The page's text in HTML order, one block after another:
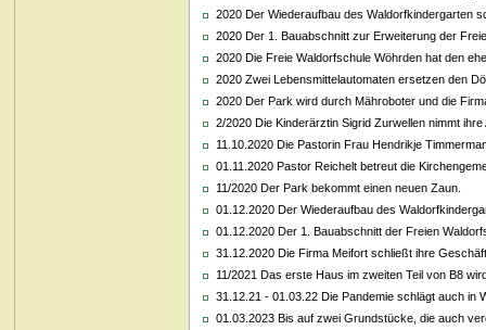
2020 Der Wiederaufbau des Waldorfkindergarten
2020 Der 1. Bauabschnitt zur Erweiterung der
2020 Die Freie Waldorfschule Wöhrden hat den
2020 Zwei Lebensmittelautomaten ersetzen den
2020 Der Park wird durch Mähroboter und die
2/2020 Die Kinderärztin Sigrid Zurwellen nimmt
11.10.2020 Die Pastorin Frau Hendrikje
01.11.2020 Pastor Reichelt betreut die
11/2020 Der Park bekommt einen neuen Zaun.
01.12.2020 Der Wiederaufbau des
01.12.2020 Der 1. Bauabschnitt der Freien
31.12.2020 Die Firma Meifort schließt ihre
11/2021 Das erste Haus im zweiten Teil von B8
31.12.21 - 01.03.22 Die Pandemie schlägt auch
01.03.2023 Bis auf zwei Grundstücke, die auch